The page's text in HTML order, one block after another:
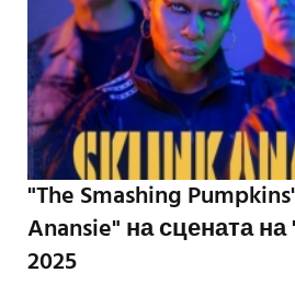
"The Smashing
Anansie" на сцената на
2025